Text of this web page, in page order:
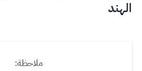
الهند
ملاحظة: